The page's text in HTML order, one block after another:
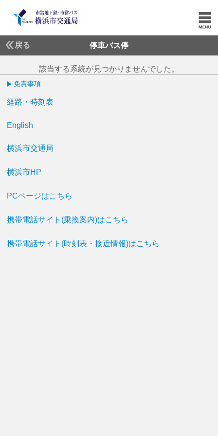
戻る 停車バス停
該当する系統が見つかりませんでした。
免責事項
経路・時刻表
English
横浜市交通局
横浜市HP
PCページはこちら
携帯電話サイト(乗換案内)はこちら
携帯電話サイト(時刻表・接近情報)はこちら